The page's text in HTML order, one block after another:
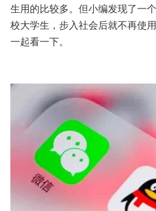
生用的比较多。但小编发现了一
校大学生，步入社会后就不再使
一起看一下。